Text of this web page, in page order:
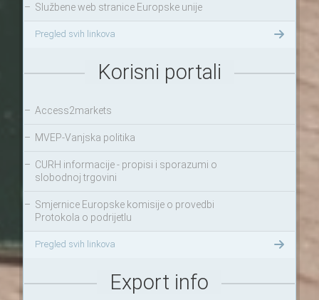
– Službene web stranice Europske unije
Pregled svih linkova
Korisni portali
– Access2markets
– MVEP-Vanjska politika
– CURH informacije - propisi i sporazumi o
slobodnoj trgovini
– Smjernice Europske komisije o provedbi
Protokola o podrijetlu
Pregled svih linkova
Export info